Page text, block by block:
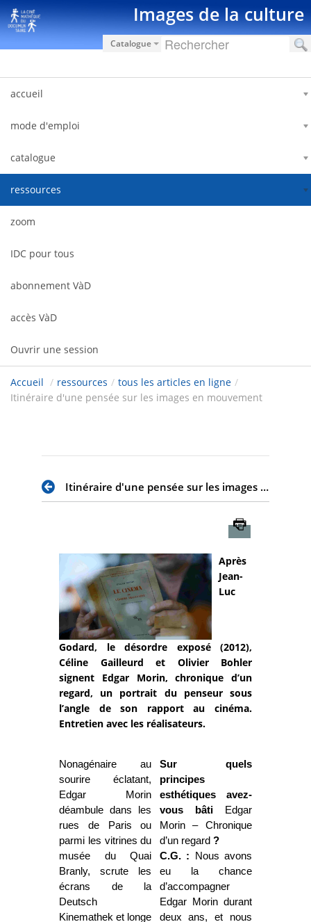
Saut au contenu Images de la culture
Catalogue
accueil
mode d'emploi
catalogue
ressources
zoom
IDC pour tous
abonnement VàD
accès VàD
Ouvrir une session
Accueil / ressources / tous les articles en ligne /
Itinéraire d'une pensée sur les images en mouvement
Itinéraire d'une pensée sur les images en mouvement
Après
Jean-
Luc
Godard, le désordre exposé (2012),
Céline Gailleurd et Olivier Bohler
signent Edgar Morin, chronique d’un
regard, un portrait du penseur sous
l’angle de son rapport au cinéma.
Entretien avec les réalisateurs.
Nonagénaire au
sourire éclatant,
Edgar Morin
déambule dans les
rues de Paris ou
parmi les vitrines du
musée du Quai
Branly, scrute les
écrans de la
Deutsch
Kinemathek et longe
Sur quels
principes
esthétiques avez-
vous bâti
Edgar
Morin – Chronique
d’un regard ?
C.G. : Nous avons
eu la chance
d’accompagner
Edgar Morin durant
deux ans, et nous